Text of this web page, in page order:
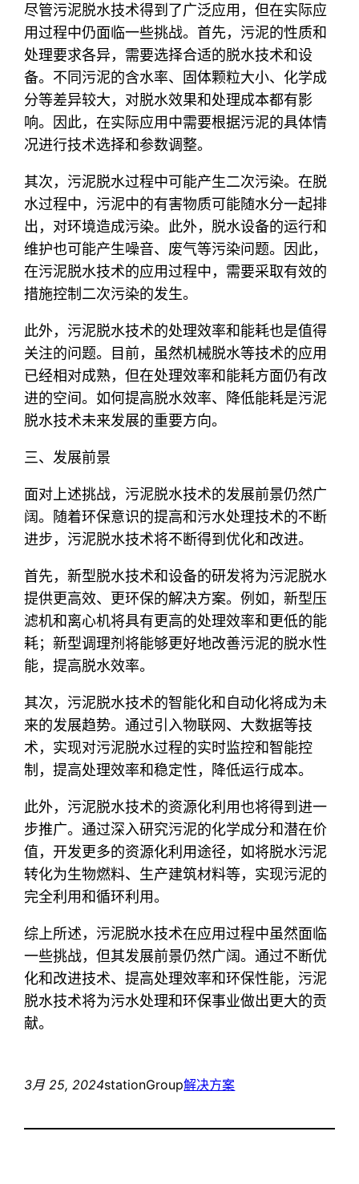
尽管污泥脱水技术得到了广泛应用，但在实际应
用过程中仍面临一些挑战。首先，污泥的性质和
处理要求各异，需要选择合适的脱水技术和设
备。不同污泥的含水率、固体颗粒大小、化学成
分等差异较大，对脱水效果和处理成本都有影
响。因此，在实际应用中需要根据污泥的具体情
况进行技术选择和参数调整。
其次，污泥脱水过程中可能产生二次污染。在脱
水过程中，污泥中的有害物质可能随水分一起排
出，对环境造成污染。此外，脱水设备的运行和
维护也可能产生噪音、废气等污染问题。因此，
在污泥脱水技术的应用过程中，需要采取有效的
措施控制二次污染的发生。
此外，污泥脱水技术的处理效率和能耗也是值得
关注的问题。目前，虽然机械脱水等技术的应用
已经相对成熟，但在处理效率和能耗方面仍有改
进的空间。如何提高脱水效率、降低能耗是污泥
脱水技术未来发展的重要方向。
三、发展前景
面对上述挑战，污泥脱水技术的发展前景仍然广
阔。随着环保意识的提高和污水处理技术的不断
进步，污泥脱水技术将不断得到优化和改进。
首先，新型脱水技术和设备的研发将为污泥脱水
提供更高效、更环保的解决方案。例如，新型压
滤机和离心机将具有更高的处理效率和更低的能
耗；新型调理剂将能够更好地改善污泥的脱水性
能，提高脱水效率。
其次，污泥脱水技术的智能化和自动化将成为未
来的发展趋势。通过引入物联网、大数据等技
术，实现对污泥脱水过程的实时监控和智能控
制，提高处理效率和稳定性，降低运行成本。
此外，污泥脱水技术的资源化利用也将得到进一
步推广。通过深入研究污泥的化学成分和潜在价
值，开发更多的资源化利用途径，如将脱水污泥
转化为生物燃料、生产建筑材料等，实现污泥的
完全利用和循环利用。
综上所述，污泥脱水技术在应用过程中虽然面临
一些挑战，但其发展前景仍然广阔。通过不断优
化和改进技术、提高处理效率和环保性能，污泥
脱水技术将为污水处理和环保事业做出更大的贡
献。
3月 25, 2024stationGroup解决方案